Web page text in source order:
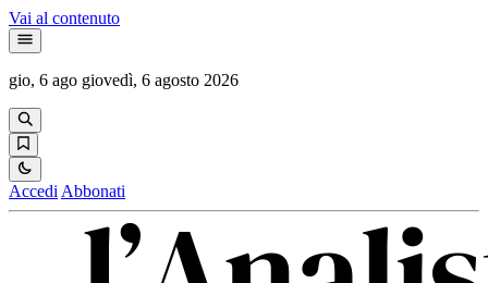
Vai al contenuto
gio, 6 ago giovedì, 6 agosto 2026
Accedi Abbonati